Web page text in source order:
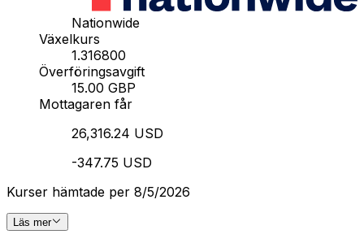
Nationwide
Växelkurs
1.316800
Överföringsavgift
15.00 GBP
Mottagaren får
26,316.24 USD
-347.75 USD
Kurser hämtade per 8/5/2026
Läs mer